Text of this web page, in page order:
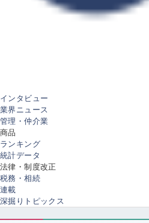
インタビュー
業界ニュース
管理・仲介業
商品
ランキング
統計データ
法律・制度改正
税務・相続
連載
深掘りトピックス